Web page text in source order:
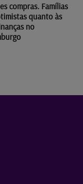
compras. Famílias
quanto às
no